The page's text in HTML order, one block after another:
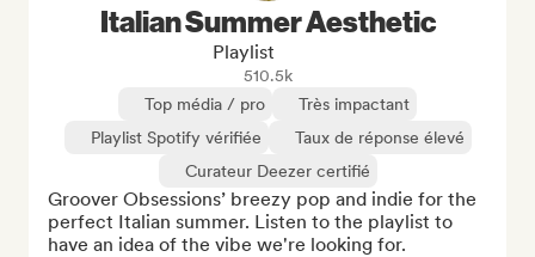
Italian Summer Aesthetic
Playlist
510.5k
Top média / pro
Très impactant
Playlist Spotify vérifiée
Taux de réponse élevé
Curateur Deezer certifié
Groover Obsessions’ breezy pop and indie for the
perfect Italian summer. Listen to the playlist to
have an idea of the vibe we're looking for.